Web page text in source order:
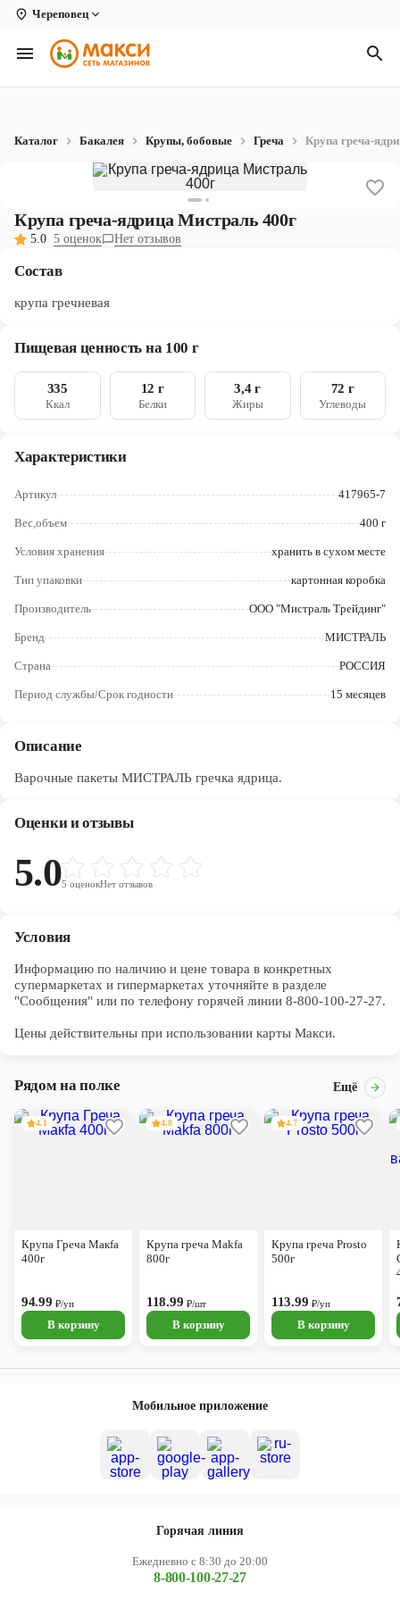
Череповец
Вологда
Архангельск
Коряжма
Котлас
Новодвинск
Северодвинск
Череповец
Каталог Бакалея Крупы, бобовые Греча Крупа греча-
Крупа греча-ядрица Мистраль 400г
5.0 5 оценок Нет отзывов
Состав
крупа гречневая
Пищевая ценность на 100 г
335
Ккал
12 г
Белки
3,4 г
Жиры
72 г
Углеводы
Характеристики
Артикул 417965-7
Вес,объем 400 г
Условия хранения хранить в сухом месте
Тип упаковки картонная коробка
Производитель ООО "Мистраль Трейдинг"
Бренд МИСТРАЛЬ
Страна РОССИЯ
Период службы/Срок годности 15 месяцев
Описание
Варочные пакеты МИСТРАЛЬ гречка ядрица.
Оценки и отзывы
5.05 оценокНет отзывов
Условия
Информацию по наличию и цене товара в конкретных
супермаркетах и гипермаркетах уточняйте в разделе
"Сообщения" или по телефону горячей линии 8-800-100-27-27.
Цены действительны при использовании карты Макси.
Рядом на полке Ещё
4.1
Крупа Греча Макfа
400г
94.99₽/уп
В корзину
4.8
Крупа греча Makfa
800г
118.99 ₽/шт
В корзину
4.7
Крупа греча Prosto
500г
113.99 ₽/уп
В корзину
Мобильное приложение
Горячая линия
Ежедневно с 8:30 до 20:00
8-800-100-27-27